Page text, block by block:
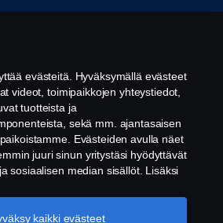
evästeitä. Hyväksymällä evästeet
videot, toimipaikkojen yhteystiedot,
tuotteista ja
sekä mm. ajantasaisen
Evästeiden avulla näet
juuri sinun yritystäsi hyödyttävät
sosiaalisen median sisällöt. Lisäksi
hyväksyt evästeet. Klikkaamalla
annat suostumuksesi kaikkien
kaikki evästeet